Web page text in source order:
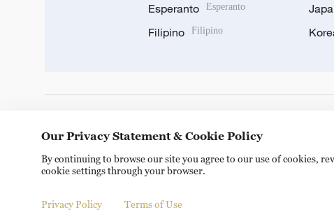
Esperanto Esperanto
Filipino Filipino
© China Radio International.CRI. All Rights Reserved. 16A
Our Privacy Statement & Cookie Policy
By continuing to browse our site you agree to our use of cookies,
cookie settings through your browser.
Privacy Policy Terms of Use